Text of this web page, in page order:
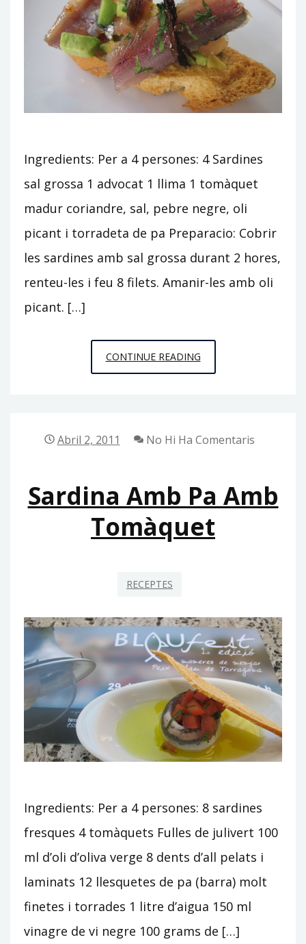
Ingredients: Per a 4 persones: 4 Sardines
sal grossa 1 advocat 1 llima 1 tomàquet
madur coriandre, sal, pebre negre, oli
picant i torradeta de pa Preparacio: Cobrir
les sardines amb sal grossa durant 2 hores,
renteu-les i feu 8 filets. Amanir-les amb oli
picant. […]
CONTINUE READINGSARDINA
MARINADA
Abril 2, 2011 No Hi Ha Comentaris
Sardina Amb Pa Amb
Tomàquet
RECEPTES
Ingredients: Per a 4 persones: 8 sardines
fresques 4 tomàquets Fulles de julivert 100
ml d’oli d’oliva verge 8 dents d’all pelats i
laminats 12 llesquetes de pa (barra) molt
finetes i torrades 1 litre d’aigua 150 ml
vinagre de vi negre 100 grams de […]